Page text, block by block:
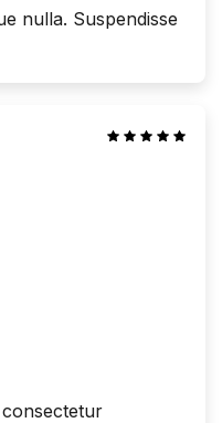
nulla. Suspendisse